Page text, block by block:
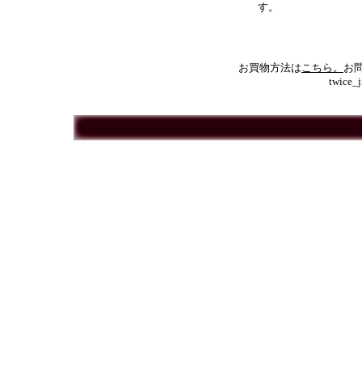
す。
お買物方法はこちら。 お